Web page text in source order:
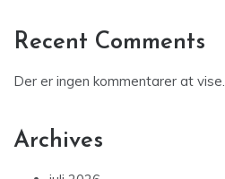
Recent Comments
Der er ingen kommentarer at vise.
Archives